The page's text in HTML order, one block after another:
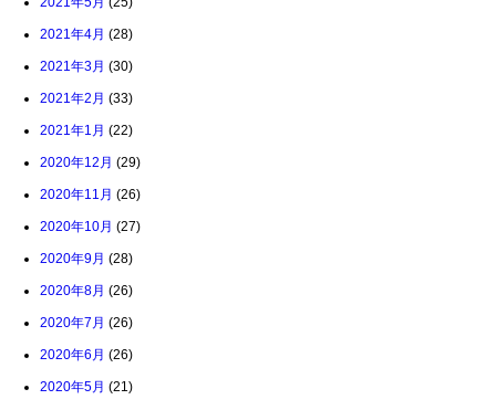
2021年4月 (28)
2021年3月 (30)
2021年2月 (33)
2021年1月 (22)
2020年12月 (29)
2020年11月 (26)
2020年10月 (27)
2020年9月 (28)
2020年8月 (26)
2020年7月 (26)
2020年6月 (26)
2020年5月 (21)